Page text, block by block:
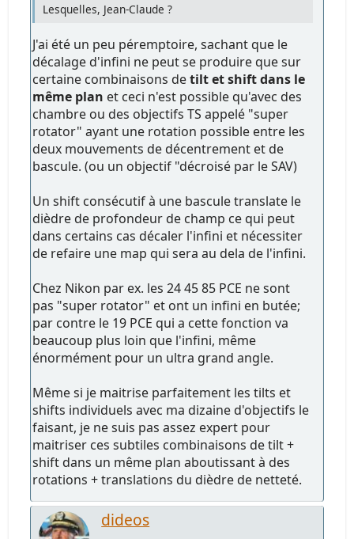
Lesquelles, Jean-Claude ?
J'ai été un peu péremptoire, sachant que le
décalage d'infini ne peut se produire que sur
certaine combinaisons detilt et shift dans le
même plan et ceci n'est possible qu'avec des
chambre ou des objectifs TS appelé "super
rotator" ayant une rotation possible entre les
deux mouvements de décentrement et de
bascule. (ou un objectif "décroisé par le SAV)
Un shift consécutif à une bascule translate le
dièdre de profondeur de champ ce qui peut
dans certains cas décaler l'infini et nécessiter
de refaire une map qui sera au dela de l'infini.
Chez Nikon par ex. les 24 45 85 PCE ne sont
pas "super rotator" et ont un infini en butée;
par contre le 19 PCE qui a cette fonction va
beaucoup plus loin que l'infini, même
énormément pour un ultra grand angle.
Même si je maitrise parfaitement les tilts et
shifts individuels avec ma dizaine d'objectifs le
faisant, je ne suis pas assez expert pour
maitriser ces subtiles combinaisons de tilt +
shift dans un même plan aboutissant à des
rotations + translations du dièdre de netteté.
dideos